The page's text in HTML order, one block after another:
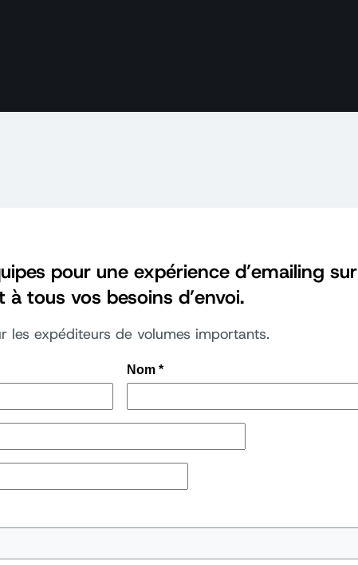
pour une expérience d’emailing sur
tous vos besoins d’envoi.
les expéditeurs de volumes importants.